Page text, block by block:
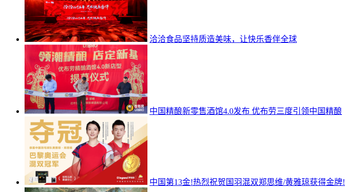
洽洽食品坚持质造美味，让快乐香伴全球
中国精酿新零售酒馆4.0发布 优布劳三度引领中国精酿
中国第13金!热烈祝贺国羽混双郑思维/黄雅琼获得金牌!